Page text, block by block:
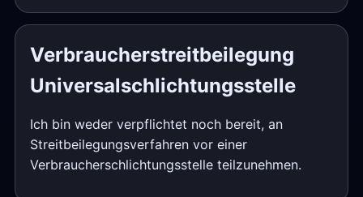
Verbraucherstreitbeilegung
Universalschlichtungsstelle
Ich bin weder verpflichtet noch bereit, an
Streitbeilegungsverfahren vor einer
Verbraucherschlichtungsstelle teilzunehmen.